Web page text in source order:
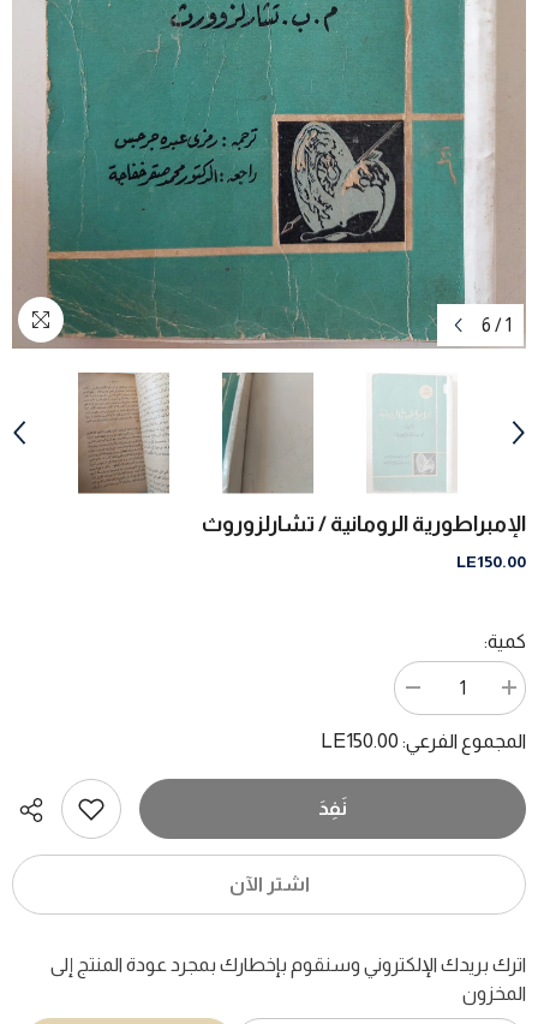
1
/
6
الإمبراطورية الرومانية / تشارلزوروث
LE150.00
كمية:
تقليل
الكمية
الإمبراطورية
تشارلزوروث
زيادة
الكمية
الإمبراطورية
/
المجموع الفرعي:LE150.00
نَفِدَ
اشتر الآن
اترك بريدك الإلكتروني وسنقوم بإخطارك بمجرد عودة المنتج إلى
المخزون